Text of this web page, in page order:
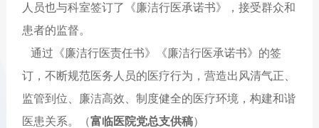
人员也与科室签订了《廉洁行医承诺书》，接受群众和
患者的监督。
通过《廉洁行医责任书》《廉洁行医承诺书》的签
订，不断规范医务人员的医疗行为，营造出风清气正、
监管到位、廉洁高效、制度健全的医疗环境，构建和谐
医患关系。（富临医院党总支供稿）